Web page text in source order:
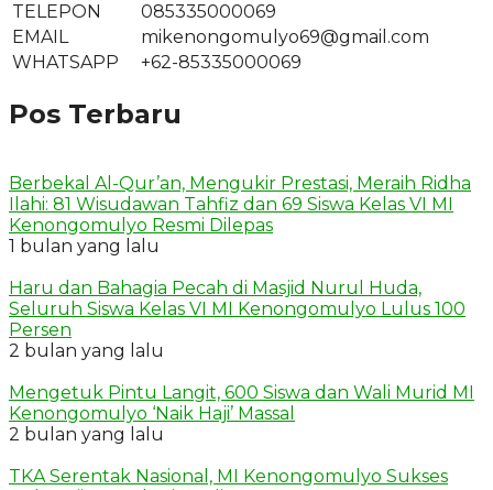
TELEPON
085335000069
EMAIL
mikenongomulyo69@gmail.com
WHATSAPP
+62-85335000069
Pos Terbaru
Berbekal Al-Qur’an, Mengukir Prestasi, Meraih Ridha
Ilahi: 81 Wisudawan Tahfiz dan 69 Siswa Kelas VI MI
Kenongomulyo Resmi Dilepas
1 bulan yang lalu
Haru dan Bahagia Pecah di Masjid Nurul Huda,
Seluruh Siswa Kelas VI MI Kenongomulyo Lulus 100
Persen
2 bulan yang lalu
Mengetuk Pintu Langit, 600 Siswa dan Wali Murid MI
Kenongomulyo ‘Naik Haji’ Massal
2 bulan yang lalu
TKA Serentak Nasional, MI Kenongomulyo Sukses